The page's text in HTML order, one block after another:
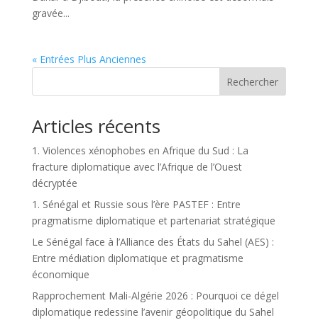
gravée...
« Entrées Plus Anciennes
Rechercher
Articles récents
1. Violences xénophobes en Afrique du Sud : La
fracture diplomatique avec l’Afrique de l’Ouest
décryptée
1. Sénégal et Russie sous l’ère PASTEF : Entre
pragmatisme diplomatique et partenariat stratégique
Le Sénégal face à l’Alliance des États du Sahel (AES) :
Entre médiation diplomatique et pragmatisme
économique
Rapprochement Mali-Algérie 2026 : Pourquoi ce dégel
diplomatique redessine l’avenir géopolitique du Sahel